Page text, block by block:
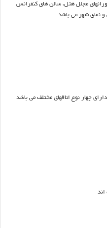
مجلل هتل، سالن های کنفرانس
و نمای شهر می باشد.
چهار نوع اتاقهای مختلف می باشد
اند